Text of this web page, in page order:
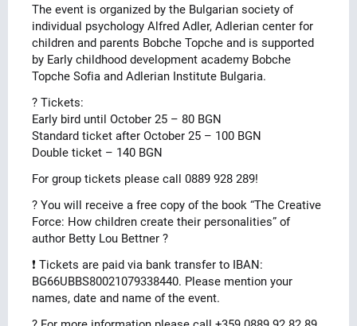
The event is organized by the Bulgarian society of
individual psychology Alfred Adler, Adlerian center for
children and parents Bobche Topche and is supported
by Early childhood development academy Bobche
Topche Sofia and Adlerian Institute Bulgaria.
? Tickets:
Early bird until October 25 – 80 BGN
Standard ticket after October 25 – 100 BGN
Double ticket – 140 BGN
For group tickets please call 0889 928 289!
? You will receive a free copy of the book “The Creative
Force: How children create their personalities” of
author Betty Lou Bettner ?
❗️ Tickets are paid via bank transfer to IBAN:
BG66UBBS80021079338440. Please mention your
names, date and name of the event.